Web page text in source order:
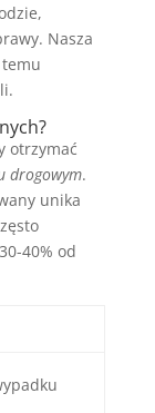
Nasza
otrzymać
drogowym.
unika
40% od